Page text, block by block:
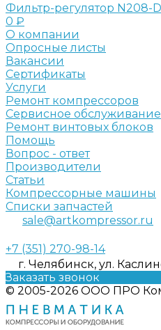
Фильтр-регулятор N208-
0 ₽
О компании
Опросные листы
Вакансии
Сертификаты
Услуги
Ремонт компрессоров
Сервисное
Ремонт винтовых блоков
Помощь
Вопрос - ответ
Производители
Статьи
Компрессорные машины
Списки запчастей
sale@artkompressor.ru
+7 (351) 270-98-14
г. Челябинск, ул.
Заказать звонок
© 2005-2026 ООО ПРО